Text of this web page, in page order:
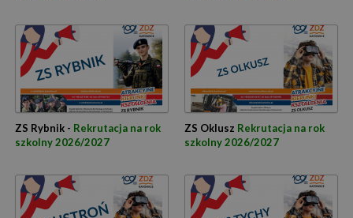
ZS Rybnik - Rekrutacja na rok
szkolny 2026/2027
ZS Oklusz Rekrutacja na rok
szkolny 2026/2027